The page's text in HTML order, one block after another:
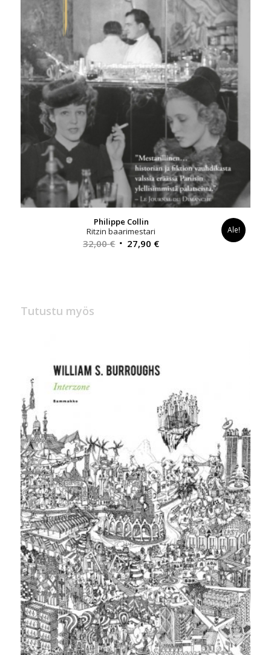
Philippe Collin
Ritzin baarimestari
32,00€ Alkuperäinen
27,90 €Nykyinen
Ale!
Tutustu myös